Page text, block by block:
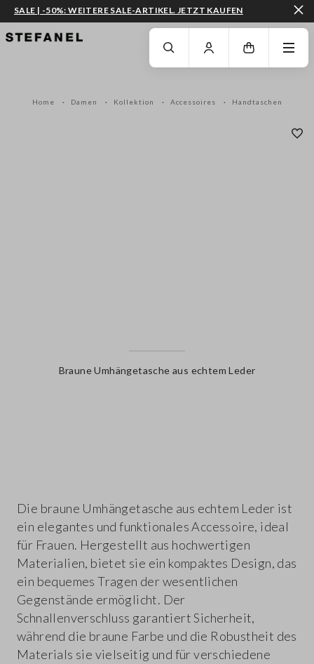
ZUM HAUPTINHALT SPRINGEN GEHEN SIE ZUM ENDE DER SEITE
SALE | -50%: WEITERE SALE-ARTIKEL. JETZT KAUFEN
Home Damen Kollektion Accessoires Handtaschen
Braune Umhängetasche aus echtem Leder
Die braune Umhängetasche aus echtem Leder ist
ein elegantes und funktionales Accessoire, ideal
für Frauen. Hergestellt aus hochwertigen
Materialien, bietet sie ein kompaktes Design, das
ein bequemes Tragen der wesentlichen
Gegenstände ermöglicht. Der
Schnallenverschluss garantiert Sicherheit,
während die braune Farbe und die Robustheit des
Materials sie vielseitig und für verschiedene